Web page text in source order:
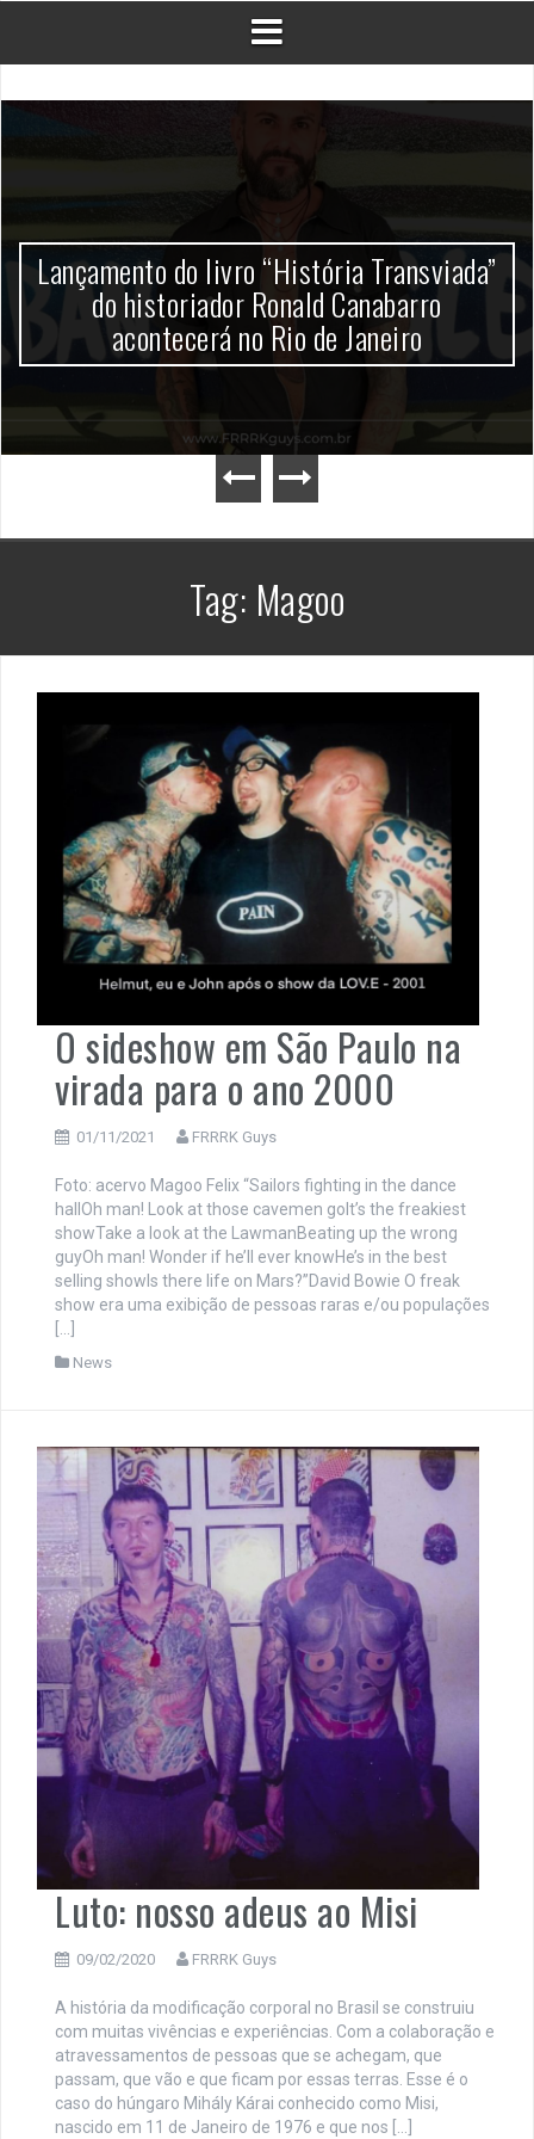
Lançamento do livro “História Transviada”
do historiador Ronald Canabarro
acontecerá no Rio de Janeiro
Tag: Magoo
O sideshow em São Paulo na
virada para o ano 2000
01/11/2021 FRRRK Guys
Foto: acervo Magoo Felix “Sailors fighting in the dance
hallOh man! Look at those cavemen goIt’s the freakiest
showTake a look at the LawmanBeating up the wrong
guyOh man! Wonder if he’ll ever knowHe’s in the best
selling showIs there life on Mars?”David Bowie O freak
show era uma exibição de pessoas raras e/ou populações
[…]
News
Luto: nosso adeus ao Misi
09/02/2020 FRRRK Guys
A história da modificação corporal no Brasil se construiu
com muitas vivências e experiências. Com a colaboração e
atravessamentos de pessoas que se achegam, que
passam, que vão e que ficam por essas terras. Esse é o
caso do húngaro Mihály Kárai conhecido como Misi,
nascido em 11 de Janeiro de 1976 e que nos […]